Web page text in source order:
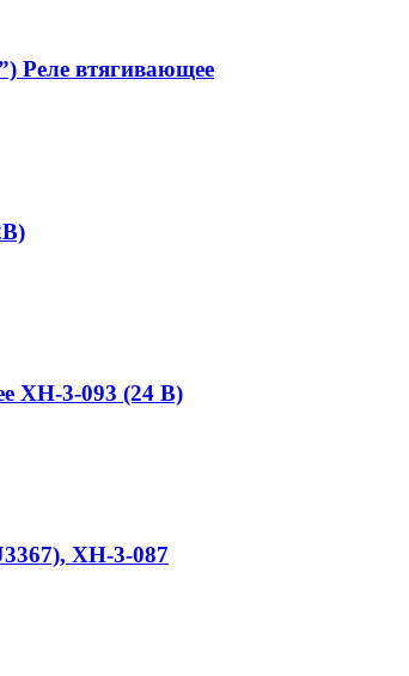
Реле втягивающее
XH-3-093 (24 В)
XH-3-087